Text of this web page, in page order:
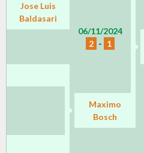
06/11/2024
2 - 1
Jose Luis
Baldasari
Maximo
Bosch